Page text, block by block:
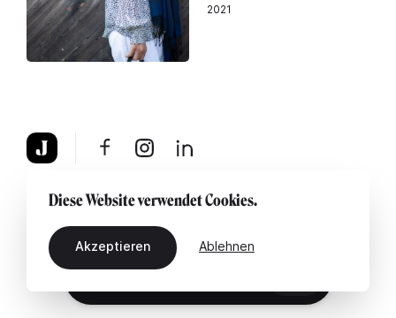
2021
Über uns Rechtshinweis Kontaktiere uns
Diese Website verwendet Cookies.
Akzeptieren Ablehnen